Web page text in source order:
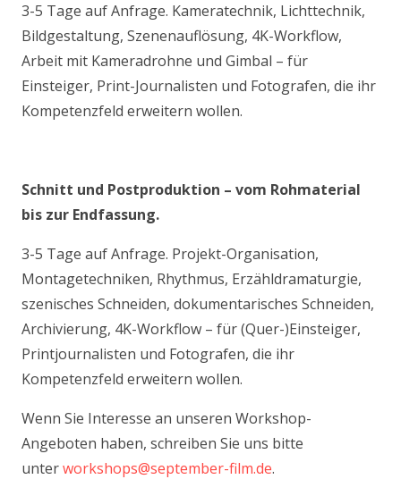
3-5 Tage auf Anfrage. Kameratechnik, Lichttechnik,
Bildgestaltung, Szenenauflösung, 4K-Workflow,
Arbeit mit Kameradrohne und Gimbal – für
Einsteiger, Print-Journalisten und Fotografen, die ihr
Kompetenzfeld erweitern wollen.
Schnitt und Postproduktion – vom Rohmaterial
bis zur Endfassung.
3-5 Tage auf Anfrage. Projekt-Organisation,
Montagetechniken, Rhythmus, Erzähldramaturgie,
szenisches Schneiden, dokumentarisches Schneiden,
Archivierung, 4K-Workflow – für (Quer-)Einsteiger,
Printjournalisten und Fotografen, die ihr
Kompetenzfeld erweitern wollen.
Wenn Sie Interesse an unseren Workshop-
Angeboten haben, schreiben Sie uns bitte
unterworkshops@september-film.de.